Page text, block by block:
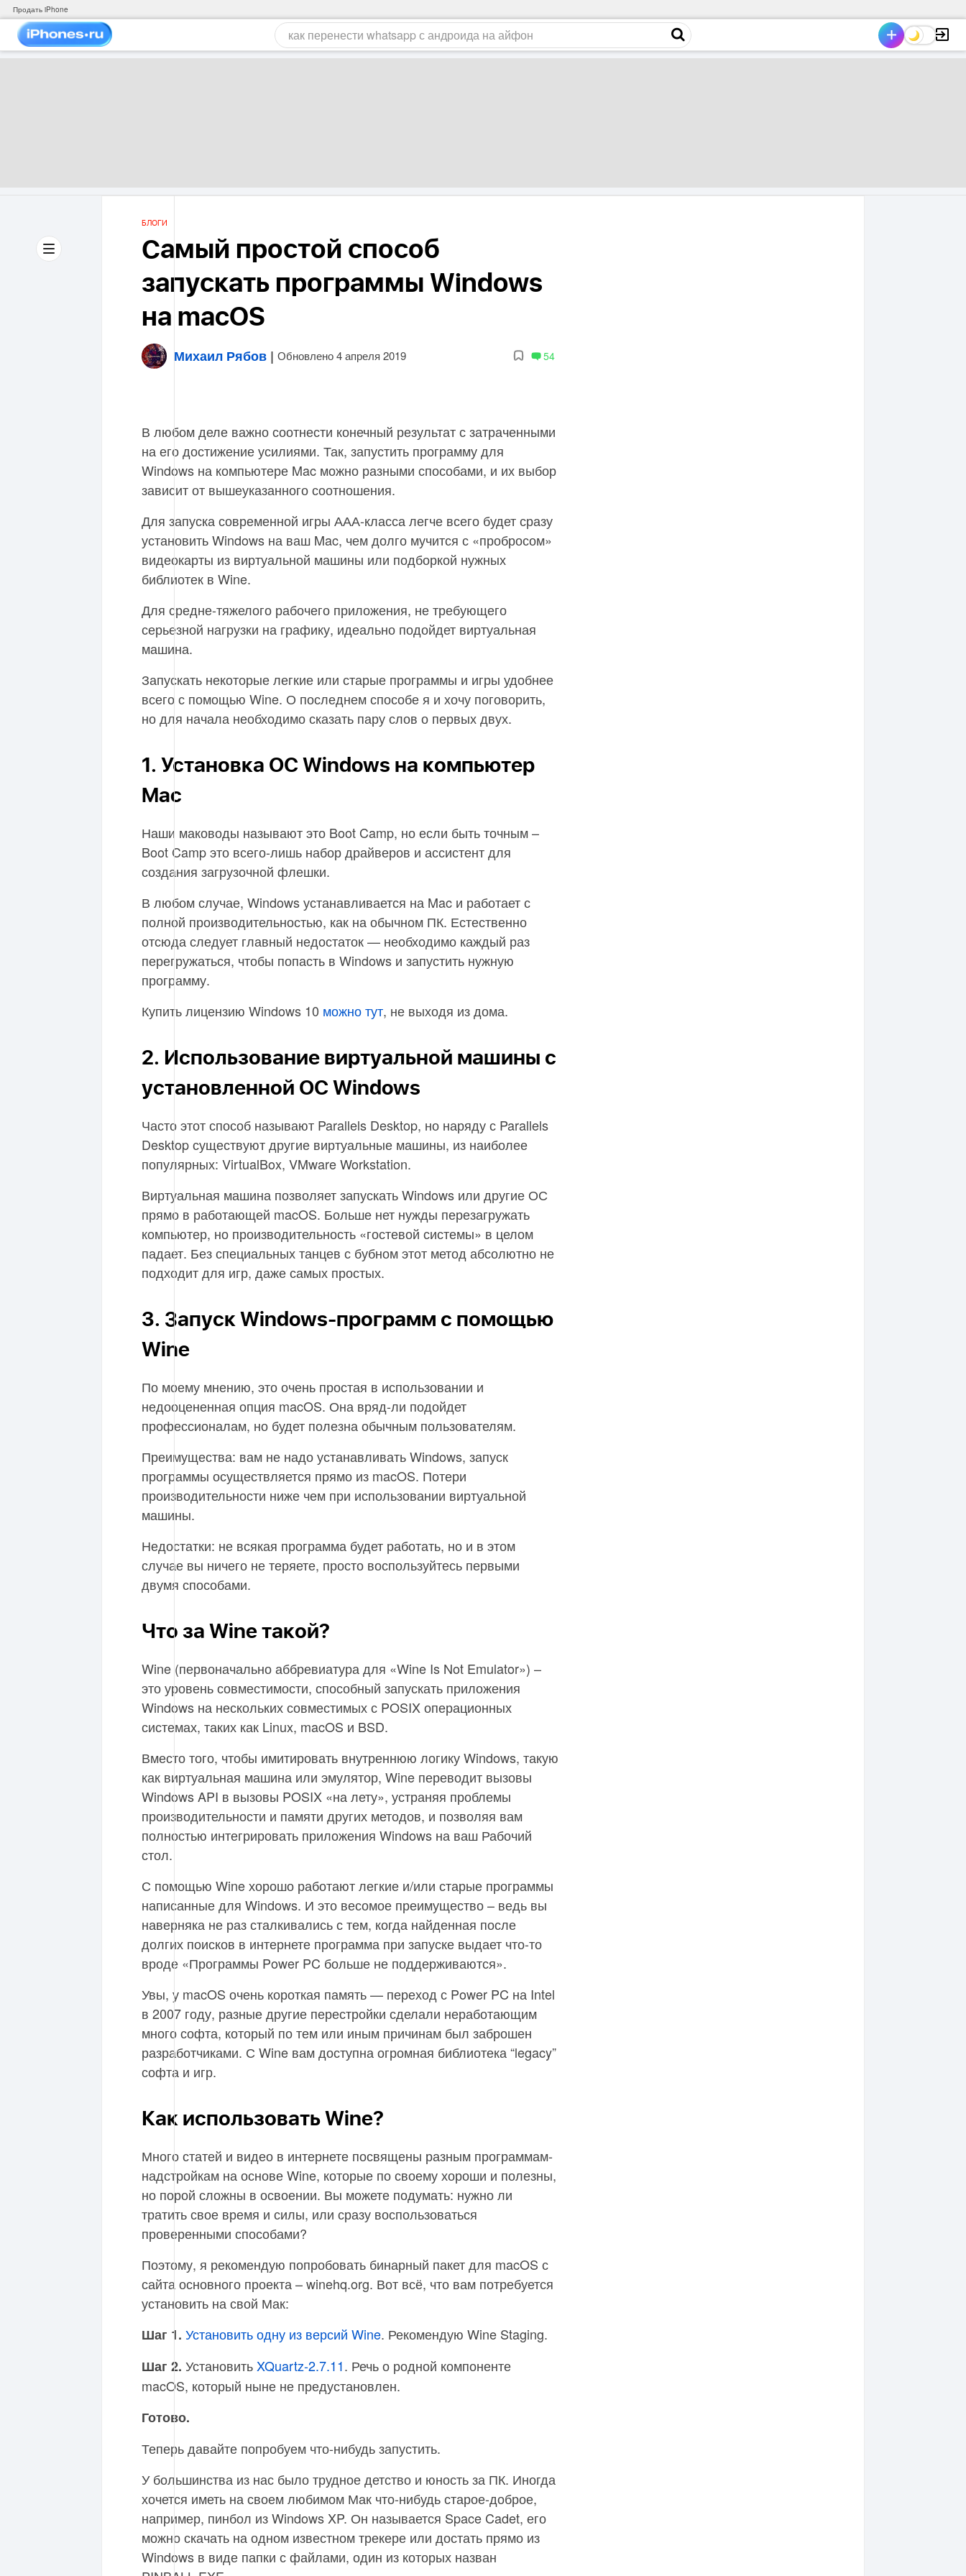
Продать iPhone
БЛОГИ
Самый простой способ
запускать программы Windows
на macOS
Михаил Рябов | Обновлено 4 апреля 2019 54
В любом деле важно соотнести конечный результат с затраченными
на его достижение усилиями. Так, запустить программу для
Windows на компьютере Mac можно разными способами, и их выбор
зависит от вышеуказанного соотношения.
Для запуска современной игры ААА-класса легче всего будет сразу
установить Windows на ваш Mac, чем долго мучится с «пробросом»
видеокарты из виртуальной машины или подборкой нужных
библиотек в Wine.
Для средне-тяжелого рабочего приложения, не требующего
серьезной нагрузки на графику, идеально подойдет виртуальная
машина.
Запускать некоторые легкие или старые программы и игры удобнее
всего с помощью Wine. О последнем способе я и хочу поговорить,
но для начала необходимо сказать пару слов о первых двух.
1. Установка ОС Windows на компьютер
Mac
Наши маководы называют это Boot Camp, но если быть точным –
Boot Camp это всего-лишь набор драйверов и ассистент для
создания загрузочной флешки.
В любом случае, Windows устанавливается на Mac и работает с
полной производительностью, как на обычном ПК. Естественно
отсюда следует главный недостаток — необходимо каждый раз
перегружаться, чтобы попасть в Windows и запустить нужную
программу.
Купить лицензию Windows 10 можно тут, не выходя из дома.
2. Использование виртуальной машины с
установленной ОС Windows
Часто этот способ называют Parallels Desktop, но наряду с Parallels
Desktop существуют другие виртуальные машины, из наиболее
популярных: VirtualBox, VMware Workstation.
Виртуальная машина позволяет запускать Windows или другие ОС
прямо в работающей macOS. Больше нет нужды перезагружать
компьютер, но производительность «гостевой системы» в целом
падает. Без специальных танцев с бубном этот метод абсолютно не
подходит для игр, даже самых простых.
3. Запуск Windows-программ с помощью
Wine
По моему мнению, это очень простая в использовании и
недооцененная опция macOS. Она вряд-ли подойдет
профессионалам, но будет полезна обычным пользователям.
Преимущества: вам не надо устанавливать Windows, запуск
программы осуществляется прямо из macOS. Потери
производительности ниже чем при использовании виртуальной
машины.
Недостатки: не всякая программа будет работать, но и в этом
случае вы ничего не теряете, просто воспользуйтесь первыми
двумя способами.
Что за Wine такой?
Wine (первоначально аббревиатура для «Wine Is Not Emulator») –
это уровень совместимости, способный запускать приложения
Windows на нескольких совместимых с POSIX операционных
системах, таких как Linux, macOS и BSD.
Вместо того, чтобы имитировать внутреннюю логику Windows, такую
как виртуальная машина или эмулятор, Wine переводит вызовы
Windows API в вызовы POSIX «на лету», устраняя проблемы
производительности и памяти других методов, и позволяя вам
полностью интегрировать приложения Windows на ваш Рабочий
стол.
С помощью Wine хорошо работают легкие и/или старые программы
написанные для Windows. И это весомое преимущество – ведь вы
наверняка не раз сталкивались с тем, когда найденная после
долгих поисков в интернете программа при запуске выдает что-то
вроде «Программы Power PC больше не поддерживаются».
Увы, у macOS очень короткая память — переход с Power PC на Intel
в 2007 году, разные другие перестройки сделали неработающим
много софта, который по тем или иным причинам был заброшен
разработчиками. С Wine вам доступна огромная библиотека “legacy”
софта и игр.
Как использовать Wine?
Много статей и видео в интернете посвящены разным программам-
надстройкам на основе Wine, которые по своему хороши и полезны,
но порой сложны в освоении. Вы можете подумать: нужно ли
тратить свое время и силы, или сразу воспользоваться
проверенными способами?
Поэтому, я рекомендую попробовать бинарный пакет для macOS с
сайта основного проекта – winehq.org. Вот всё, что вам потребуется
установить на свой Мак:
Шаг 1. Установить одну из версий Wine. Рекомендую Wine Staging.
Шаг 2. Установить XQuartz-2.7.11. Речь о родной компоненте
macOS, который ныне не предустановлен.
Готово.
Теперь давайте попробуем что-нибудь запустить.
У большинства из нас было трудное детство и юность за ПК. Иногда
хочется иметь на своем любимом Мак что-нибудь старое-доброе,
например, пинбол из Windows XP. Он называется Space Cadet, его
можно скачать на одном известном трекере или достать прямо из
Windows в виде папки с файлами, один из которых назван